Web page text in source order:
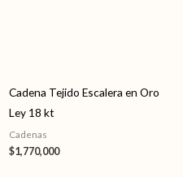
Cadena Tejido Escalera en Oro
Ley 18 kt
Cadenas
$1,770,000